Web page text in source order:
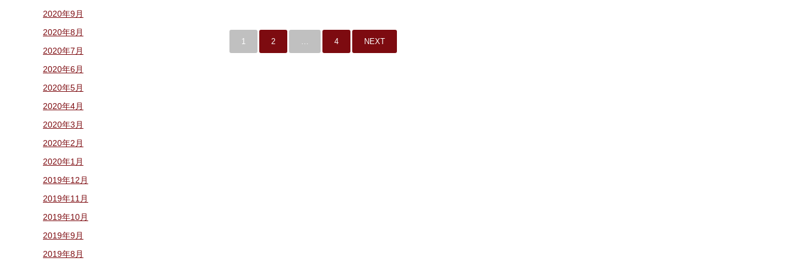
1 2 … 4 NEXT
2020年9月
2020年8月
2020年7月
2020年6月
2020年5月
2020年4月
2020年3月
2020年2月
2020年1月
2019年12月
2019年11月
2019年10月
2019年9月
2019年8月